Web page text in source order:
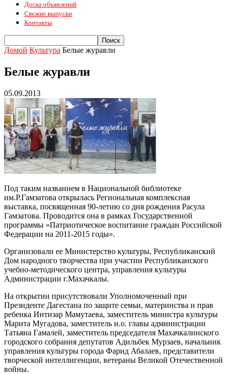
Доска объявлений
Свежие выпуски
Контакты
Домой Культура Белые журавли
Белые журавли
05.09.2013
Под таким названием в Национальной библиотеке
им.Р.Гамзатова открылась Региональная комплексная
выставка, посвященная 90-летию со дня рождения Расула
Гамзатова. Проводится она в рамках Государственной
программы «Патриотическое воспитание граждан Российской
Федерации на 2011-2015 годы».
Организовали ее Министерство культуры, Республиканский
Дом народного творчества при участии Республиканского
учебно-методического центра, управления культуры
Администрации г.Махачкалы.
На открытии присутствовали Уполномоченный при
Президенте Дагестана по защите семьи, материнства и прав
ребенка Интизар Мамутаева, заместитель министра культуры
Марита Мугадова, заместитель и.о. главы администрации
Татьяна Гамалей, заместитель председателя Махачкалинского
городского собрания депутатов Адильбек Мурзаев, начальник
управления культуры города Фарид Абалаев, представители
творческой интеллигенции, ветераны Великой Отечественной
войны.